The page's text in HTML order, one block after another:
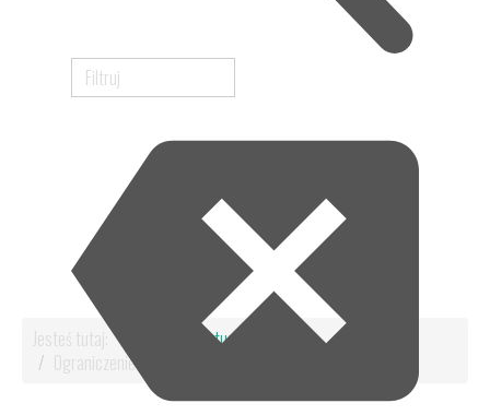
Jesteś tutaj:
Aktualności
Ograniczenie przyjęć interesantów w Urzędzie Miasta